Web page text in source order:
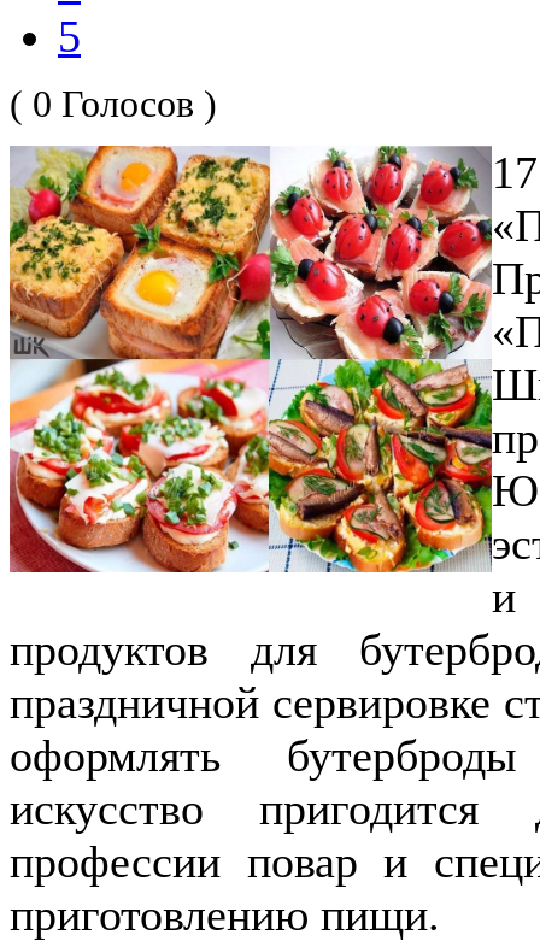
5
( 0 Голосов )
и
продуктов для
праздничной сервировке
оформлять
искусство
профессии повар и
приготовлению пищи.